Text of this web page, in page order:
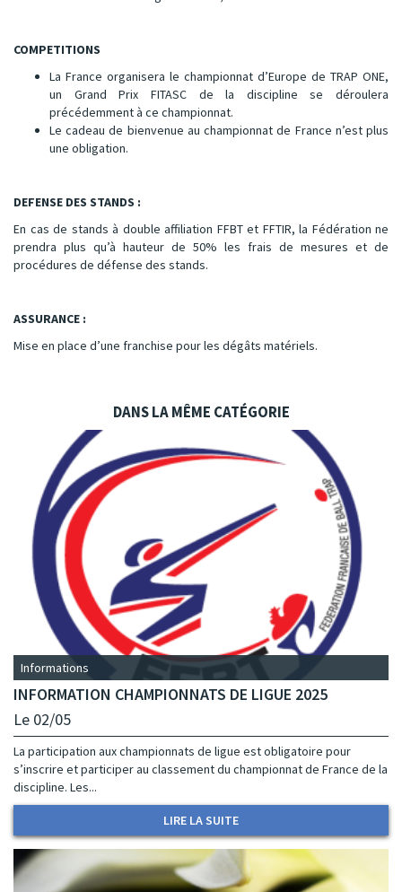
COMPETITIONS
La France organisera le championnat d’Europe de TRAP ONE,
un Grand Prix FITASC de la discipline se déroulera
précédemment à ce championnat.
Le cadeau de bienvenue au championnat de France n’est plus
une obligation.
DEFENSE DES STANDS :
En cas de stands à double affiliation FFBT et FFTIR, la Fédération ne
prendra plus qu’à hauteur de 50% les frais de mesures et de
procédures de défense des stands.
ASSURANCE :
Mise en place d’une franchise pour les dégâts matériels.
DANS LA MÊME CATÉGORIE
Informations
INFORMATION CHAMPIONNATS DE LIGUE 2025
Le 02/05
La participation aux championnats de ligue est obligatoire pour
s’inscrire et participer au classement du championnat de France de la
discipline. Les...
LIRE LA SUITE